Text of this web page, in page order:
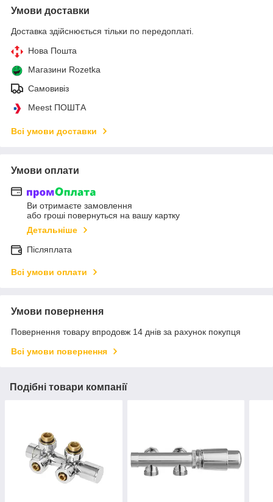
Умови доставки
Доставка здійснюється тільки по передоплаті.
Нова Пошта
Магазини Rozetka
Самовивіз
Meest ПОШТА
Всі умови доставки
Умови оплати
Ви отримаєте замовлення
або гроші повернуться на вашу картку
Детальніше
Післяплата
Всі умови оплати
Умови повернення
Повернення товару впродовж 14 днів за рахунок покупця
Всі умови повернення
Подібні товари компанії